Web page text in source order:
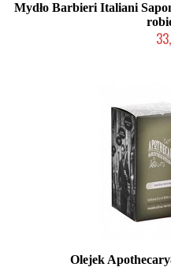
Mydło Barbieri Italiani
Olejek